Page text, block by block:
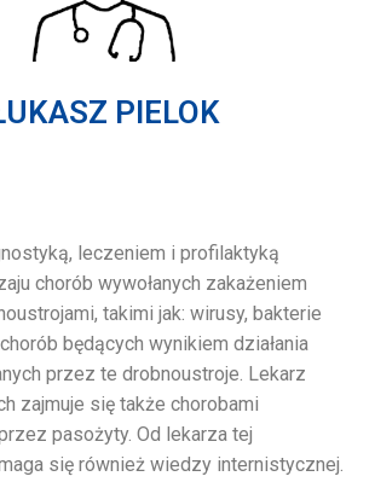
PIELOK
leczeniem i profilaktyką
chorób wywołanych zakażeniem
takimi jak: wirusy, bakterie
będących wynikiem działania
przez te drobnoustroje. Lekarz
zajmuje się także chorobami
pasożyty. Od lekarza tej
się również wiedzy internistycznej.